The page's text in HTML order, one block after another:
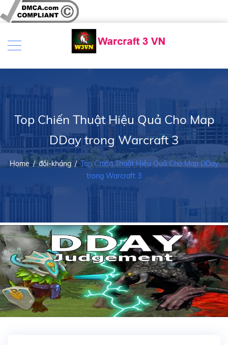
Top Chiến Thuật Hiệu Quả Cho Map
DDay trong Warcraft 3
Home /đối-kháng /Top Chiến Thuật Hiệu Quả Cho Map DDay
trong Warcraft 3